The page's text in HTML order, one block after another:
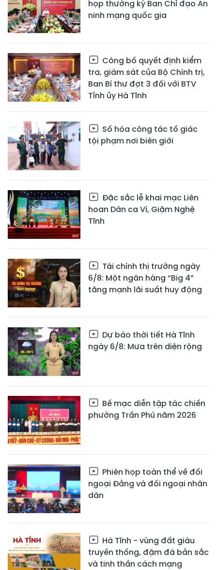
họp thường kỳ Ban Chỉ đạo An
ninh mạng quốc gia
Công bố quyết định kiểm
tra, giám sát của Bộ Chính trị,
Ban Bí thư đợt 3 đối với BTV
Tỉnh ủy Hà Tĩnh
Số hóa công tác tố giác
tội phạm nơi biên giới
Đặc sắc lễ khai mạc Liên
hoan Dân ca Ví, Giặm Nghệ
Tĩnh
Tài chính thị trường ngày
6/8: Một ngân hàng “Big 4”
tăng mạnh lãi suất huy động
Dự báo thời tiết Hà Tĩnh
ngày 6/8: Mưa trên diện rộng
Bế mạc diễn tập tác chiến
phường Trần Phú năm 2026
Phiên họp toàn thể về đối
ngoại Đảng và đối ngoại nhân
dân
Hà Tĩnh - vùng đất giàu
truyền thống, đậm đà bản sắc
và tinh thần cách mạng